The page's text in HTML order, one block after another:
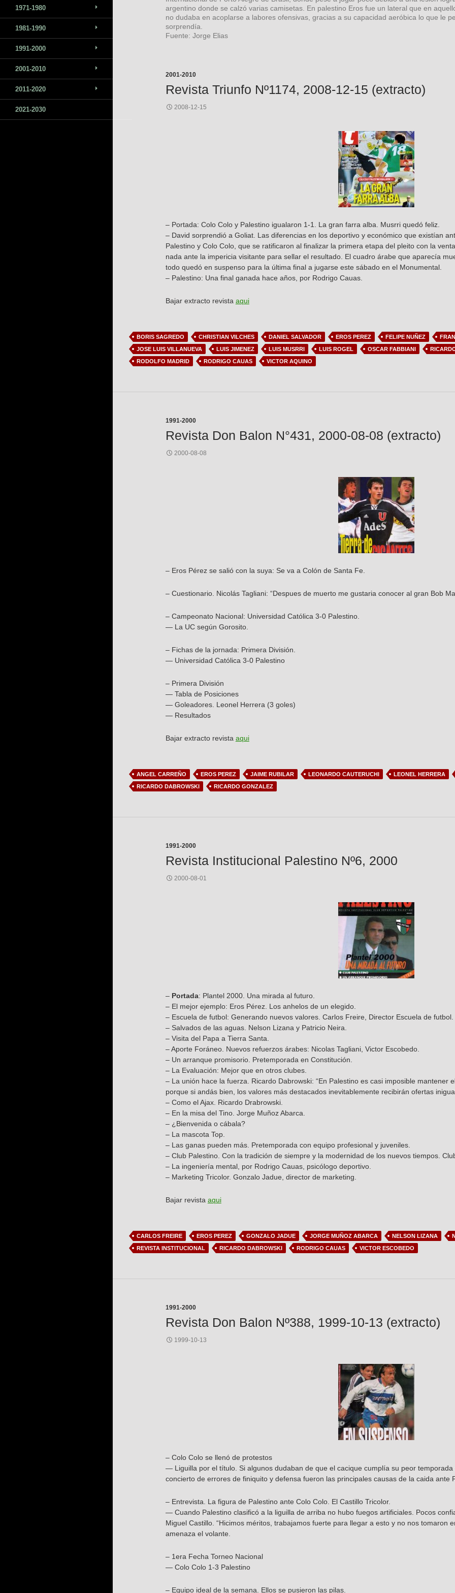
argentino donde se calzó varias camisetas. En palestino Eros fue un lateral que en
no dudaba en acoplarse a labores ofensivas, gracias a su capacidad aeróbica lo que le
sorprendía.
Fuente: Jorge Elias
2001-2010
Revista Triunfo Nº1174, 2008-12-15 (extracto)
2008-12-15
– Portada: Colo Colo y Palestino igualaron 1-1. La gran farra alba. Musrri quedó feliz.
– David sorprendió a Goliat. Las diferencias en los deportivo y económico que existían
Palestino y Colo Colo, que se ratificaron al finalizar la primera etapa del pleito con la
nada ante la impericia visitante para sellar el resultado. El cuadro árabe que aparecía
todo quedó en suspenso para la última final a jugarse este sábado en el Monumental.
– Palestino: Una final ganada hace años, por Rodrigo Cauas.
Bajar extracto revista aqui
BORIS SAGREDO CHRISTIAN VILCHES DANIEL SALVADOR EROS PEREZ FELIPE NUÑEZ
JOSE LUIS VILLANUEVA
LUIS JIMENEZ LUIS MUSRRI LUIS ROGEL OSCAR FABBIANI
RODOLFO MADRID
RODRIGO CAUAS VICTOR AQUINO
1991-2000
Revista Don Balon N°431, 2000-08-08 (extracto)
2000-08-08
– Eros Pérez se salió con la suya: Se va a Colón de Santa Fe.
– Cuestionario. Nicolás Tagliani: “Despues de muerto me gustaria conocer al gran Bob
– Campeonato Nacional: Universidad Católica 3-0 Palestino.
— La UC según Gorosito.
– Fichas de la jornada: Primera División.
— Universidad Católica 3-0 Palestino
– Primera División
— Tabla de Posiciones
— Goleadores. Leonel Herrera (3 goles)
— Resultados
Bajar extracto revista aqui
ANGEL CARREÑO EROS PEREZ JAIME RUBILAR LEONARDO CAUTERUCHI LEONEL HERRERA
RICARDO DABROWSKI
RICARDO GONZALEZ
1991-2000
Revista Institucional Palestino Nº6, 2000
2000-08-01
– Portada: Plantel 2000. Una mirada al futuro.
– El mejor ejemplo: Eros Pérez. Los anhelos de un elegido.
– Escuela de futbol: Generando nuevos valores. Carlos Freire, Director Escuela de futbol.
– Salvados de las aguas. Nelson Lizana y Patricio Neira.
– Visita del Papa a Tierra Santa.
– Aporte Foráneo. Nuevos refuerzos árabes: Nicolas Tagliani, Victor Escobedo.
– Un arranque promisorio. Pretemporada en Constitución.
– La Evaluación: Mejor que en otros clubes.
– La unión hace la fuerza. Ricardo Dabrowski: “En Palestino es casi imposible mantener
porque si andás bien, los valores más destacados inevitablemente recibirán ofertas
– Como el Ajax. Ricardo Drabrowski.
– En la misa del Tino. Jorge Muñoz Abarca.
– ¿Bienvenida o cábala?
– La mascota Top.
– Las ganas pueden más. Pretemporada con equipo profesional y juveniles.
– Club Palestino. Con la tradición de siempre y la modernidad de los nuevos tiempos.
– La ingeniería mental, por Rodrigo Cauas, psicólogo deportivo.
– Marketing Tricolor. Gonzalo Jadue, director de marketing.
Bajar revista aqui
CARLOS FREIRE EROS PEREZ GONZALO JADUE JORGE MUÑOZ ABARCA NELSON LIZANA
REVISTA INSTITUCIONAL
RICARDO DABROWSKI RODRIGO CAUAS VICTOR ESCOBEDO
1991-2000
Revista Don Balon Nº388, 1999-10-13 (extracto)
1999-10-13
– Colo Colo se llenó de protestos
— Liguilla por el título. Si algunos dudaban de que el cacique cumplía su peor
concierto de errores de finiquito y defensa fueron las principales causas de la caida ante
– Entrevista. La figura de Palestino ante Colo Colo. El Castillo Tricolor.
— Cuando Palestino clasificó a la liguilla de arriba no hubo fuegos artificiales. Pocos
Miguel Castillo. “Hicimos méritos, trabajamos fuerte para llegar a esto y no nos tomaron
amenaza el volante.
– 1era Fecha Torneo Nacional
— Colo Colo 1-3 Palestino
– Equipo ideal de la semana. Ellos se pusieron las pilas.
1971-1980
1981-1990
1991-2000
2001-2010
2011-2020
2021-2030